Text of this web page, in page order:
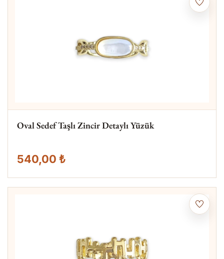
Oval Sedef Taşlı Zincir Detaylı Yüzük
540,00 ₺